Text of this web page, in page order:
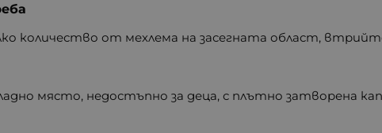
количество от мехлема на засегната област,
място, недостъпно за деца, с плътно затворена